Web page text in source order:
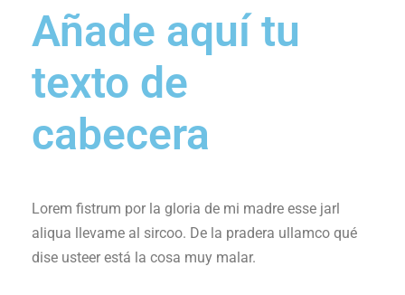
Añade aquí tu
texto de
cabecera
Lorem fistrum por la gloria de mi madre esse jarl
aliqua llevame al sircoo. De la pradera ullamco qué
dise usteer está la cosa muy malar.